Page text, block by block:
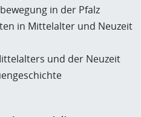
in der Pfalz
in Mittelalter und Neuzeit
und der Neuzeit